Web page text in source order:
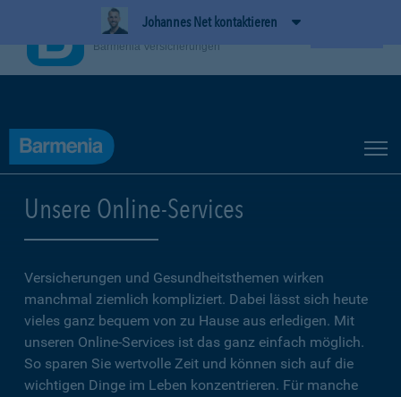
Johannes Net kontaktieren
Unsere Online-Services
Versicherungen und Gesundheitsthemen wirken
manchmal ziemlich kompliziert. Dabei lässt sich heute
vieles ganz bequem von zu Hause aus erledigen. Mit
unseren Online-Services ist das ganz einfach möglich.
So sparen Sie wertvolle Zeit und können sich auf die
wichtigen Dinge im Leben konzentrieren. Für manche
BarmeniaApp
Barmenia Versicherungen